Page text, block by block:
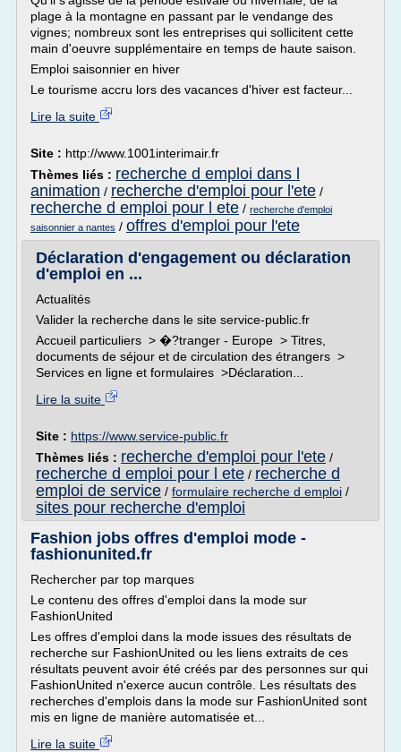
plage à la montagne en passant par le vendange des
vignes; nombreux sont les entreprises qui sollicitent cette
main d'oeuvre supplémentaire en temps de haute saison.
Emploi saisonnier en hiver
Le tourisme accru lors des vacances d'hiver est facteur...
Lire la suite
Site : http://www.1001interimair.fr
Thèmes liés : recherche d emploi dans l
animation / recherche d'emploi pour l'ete /
recherche d emploi pour l ete / recherche d'emploi
saisonnier a nantes / offres d'emploi pour l'ete
Déclaration d'engagement ou déclaration
d'emploi en ...
Actualités
Valider la recherche dans le site service-public.fr
Accueil particuliers > �?tranger - Europe > Titres,
documents de séjour et de circulation des étrangers >
Services en ligne et formulaires >Déclaration...
Lire la suite
Site : https://www.service-public.fr
Thèmes liés : recherche d'emploi pour l'ete /
recherche d emploi pour l ete / recherche d
emploi de service / formulaire recherche d emploi /
sites pour recherche d'emploi
Fashion jobs offres d'emploi mode -
fashionunited.fr
Rechercher par top marques
Le contenu des offres d'emploi dans la mode sur
FashionUnited
Les offres d'emploi dans la mode issues des résultats de
recherche sur FashionUnited ou les liens extraits de ces
résultats peuvent avoir été créés par des personnes sur qui
FashionUnited n'exerce aucun contrôle. Les résultats des
recherches d'emplois dans la mode sur FashionUnited sont
mis en ligne de manière automatisée et...
Lire la suite